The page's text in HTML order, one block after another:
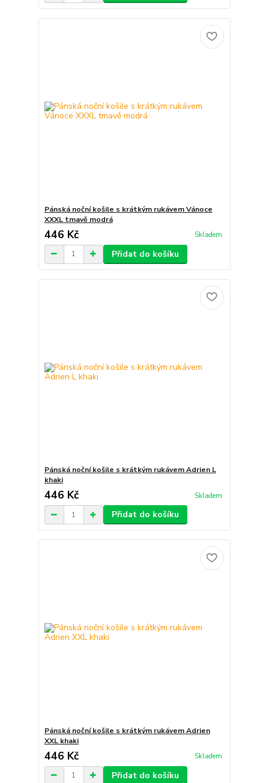
Pánská noční košile s krátkým rukávem Vánoce
XXXL tmavě modrá
446 Kč Skladem
Přidat do košíku
Pánská noční košile s krátkým rukávem Adrien L
khaki
446 Kč Skladem
Přidat do košíku
Pánská noční košile s krátkým rukávem Adrien
XXL khaki
446 Kč Skladem
Přidat do košíku